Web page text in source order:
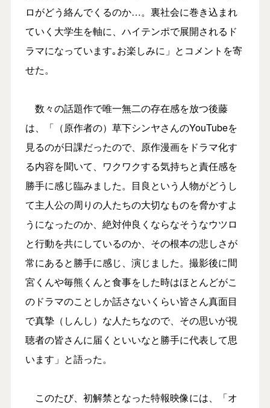
ロがどう絡んでくるのか…。裏社会に巻き込まれ
ていく大学生を軸に、ハイテンポで展開されるド
ラマになっています｡お楽しみに」とコメントを寄
せた。
数々の話題作で唯一無二の存在感を放つ後藤
は、「（原作者の）草下シンヤさんのYouTubeを
見るのが日課だったので、原作漫画をドラマ化す
る内容を聞いて、ワクワクする気持ちと責任感を
勝手に感じ臨みました。目良という人物がどうし
て主人公の周りの人たちの大切なものを脅かすよ
うになったのか、絶対仲良くならなそうなウツロ
と行動を共にしているのか、その根本の悲しさが
常にあると勝手に感じ、演じました。撮影後に間
宮くんや毎熊くんと食事をした時はほとんどがこ
のドラマのことしか話さないくらい皆さん真面目
で真摯（しんし）な人たちなので、その思いが視
聴者の皆さんに届くといいなと勝手に代表して思
います」と語った。
このたび、初解禁となった特報映像には、「オ